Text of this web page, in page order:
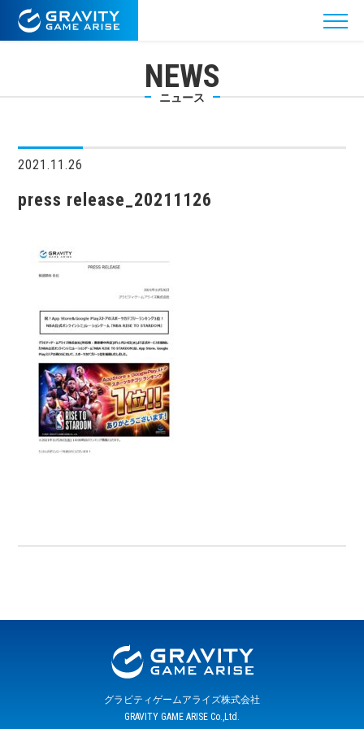
NEWS
ニュース
2021.11.26
press release_20211126
グラビティゲームアライズ株式会社
GRAVITY GAME ARISE Co.,Ltd.